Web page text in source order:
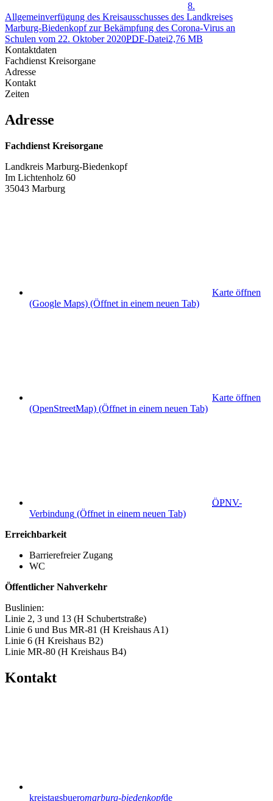
8.
Allgemeinverfügung des Kreisausschusses des Landkreises
Marburg-Biedenkopf zur Bekämpfung des Corona-Virus an
Schulen vom 22. Oktober 2020PDF-Datei2,76 MB
Kontaktdaten
Fachdienst Kreisorgane
Adresse
Kontakt
Zeiten
Adresse
Fachdienst Kreisorgane
Landkreis Marburg-Biedenkopf
Im Lichtenholz 60
35043 Marburg
Karte öffnen
(Google Maps) (Öffnet in einem neuen Tab)
Karte öffnen
(OpenStreetMap) (Öffnet in einem neuen Tab)
ÖPNV-
Verbindung (Öffnet in einem neuen Tab)
Erreichbarkeit
Barrierefreier Zugang
WC
Öffentlicher Nahverkehr
Buslinien:
Linie 2, 3 und 13 (H Schubertstraße)
Linie 6 und Bus MR-81 (H Kreishaus A1)
Linie 6 (H Kreishaus B2)
Linie MR-80 (H Kreishaus B4)
Kontakt
kreistagsbueromarburg-biedenkopfde